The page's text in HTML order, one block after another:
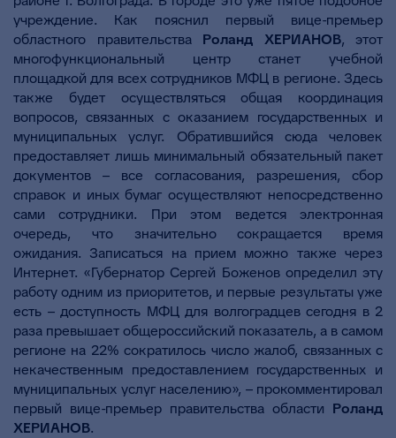
учреждение. Как пояснил первый вице-премьер
областного правительства Роланд ХЕРИАНОВ, этот
многофункциональный центр станет учебной
площадкой для всех сотрудников МФЦ в регионе. Здесь
также будет осуществляться общая координация
вопросов, связанных с оказанием государственных и
муниципальных услуг. Обратившийся сюда человек
предоставляет лишь минимальный обязательный пакет
документов – все согласования, разрешения, сбор
справок и иных бумаг осуществляют непосредственно
сами сотрудники. При этом ведется электронная
очередь, что значительно сокращается время
ожидания. Записаться на прием можно также через
Интернет. «Губернатор Сергей Боженов определил эту
работу одним из приоритетов, и первые результаты уже
есть – доступность МФЦ для волгоградцев сегодня в 2
раза превышает общероссийский показатель, а в самом
регионе на 22% сократилось число жалоб, связанных с
некачественным предоставлением государственных и
муниципальных услуг населению», – прокомментировал
первый вице-премьер правительства области Роланд
ХЕРИАНОВ.